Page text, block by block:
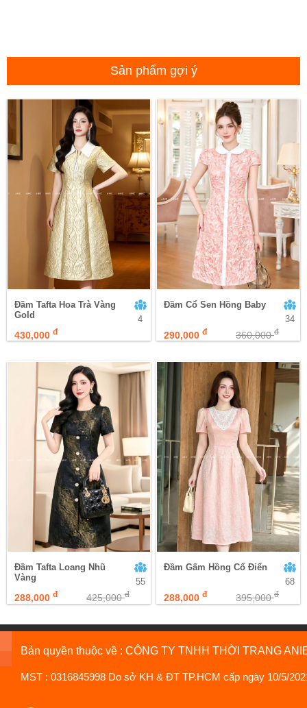
Sản phẩm gợi ý
Đầm Tafta Hoa Trà Vàng
Gold
430,000đ
4
Đầm Cổ Sen Hồng Baby
290,000đ 360,000đ
34
Đầm Tafta Loang Nhũ
Vàng
288,000đ 425,000đ
55
Đầm Gấm Hồng Cổ Điển
288,000đ 395,000đ
68
Bản quyền thuộc về : CÔNG TY TNHH THỜI TRANG
MST : 0316845998 Do sở KH & ĐT TP.HCM cấp ngày 10/5/